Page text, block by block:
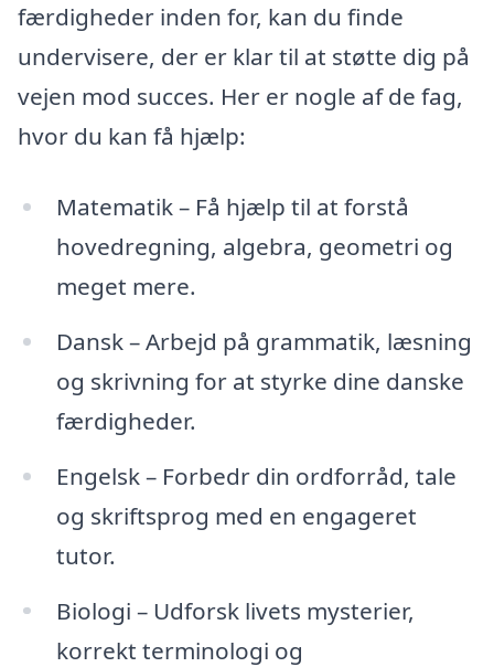
færdigheder inden for, kan du finde
undervisere, der er klar til at støtte dig på
vejen mod succes. Her er nogle af de fag,
hvor du kan få hjælp:
Matematik – Få hjælp til at forstå
hovedregning, algebra, geometri og
meget mere.
Dansk – Arbejd på grammatik, læsning
og skrivning for at styrke dine danske
færdigheder.
Engelsk – Forbedr din ordforråd, tale
og skriftsprog med en engageret
tutor.
Biologi – Udforsk livets mysterier,
korrekt terminologi og